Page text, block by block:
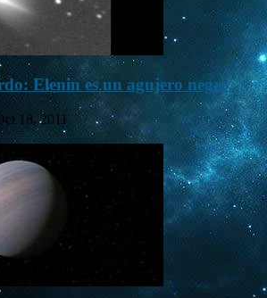
Elenin es un agujero negro
18, 2011